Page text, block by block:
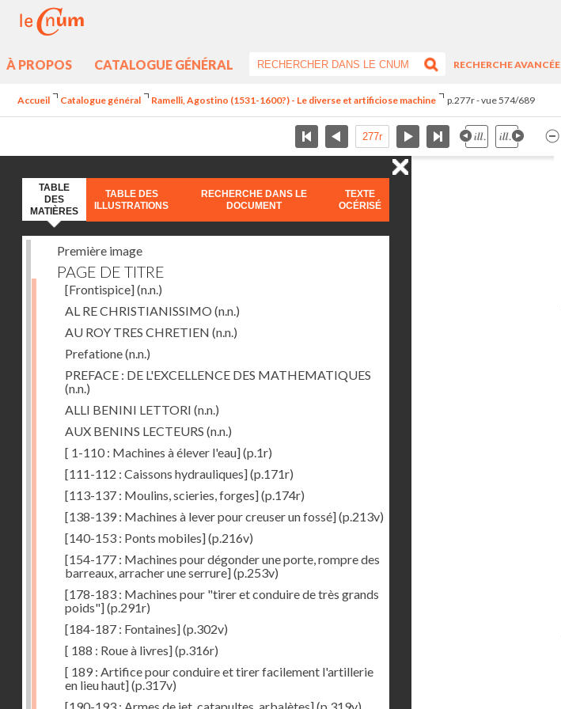
À PROPOS CATALOGUE GÉNÉRAL
RECHERCHE AVANCÉE
Accueil Catalogue général Ramelli, Agostino (1531-1600?) - Le diverse et artificiose machine p.277r - vue 574/689
TABLE
DES
MATIÈRES
TABLE DES
ILLUSTRATIONS
RECHERCHE DANS LE
DOCUMENT
TEXTE
OCÉRISÉ
Première image
PAGE DE TITRE
[Frontispice](n.n.)
AL RE CHRISTIANISSIMO (n.n.)
AU ROY TRES CHRETIEN (n.n.)
Prefatione(n.n.)
PREFACE : DE L'EXCELLENCE DES MATHEMATIQUES
(n.n.)
ALLI BENINI LETTORI (n.n.)
AUX BENINS LECTEURS (n.n.)
[ 1-110 : Machines à élever l'eau](p.1r)
[111-112 : Caissons hydrauliques](p.171r)
[113-137 : Moulins, scieries, forges](p.174r)
[138-139 : Machines à lever pour creuser un fossé](p.213v)
[140-153 : Ponts mobiles](p.216v)
[154-177 : Machines pour dégonder une porte, rompre des
barreaux, arracher une serrure](p.253v)
[178-183 : Machines pour "tirer et conduire de très grands
poids"](p.291r)
[184-187 : Fontaines](p.302v)
[ 188 : Roue à livres](p.316r)
[ 189 : Artifice pour conduire et tirer facilement l'artillerie
en lieu haut](p.317v)